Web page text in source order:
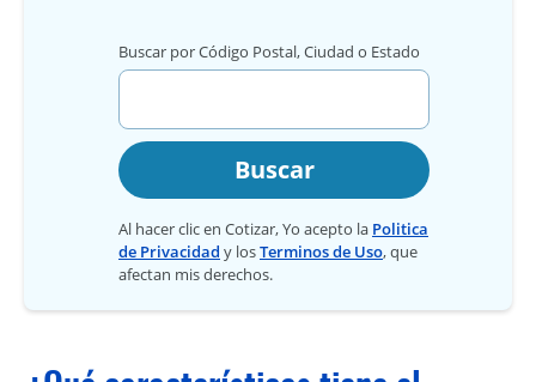
Buscar por Código Postal, Ciudad o Estado
Buscar
Al hacer clic en Cotizar, Yo acepto la Politica
de Privacidad y losTerminos de Uso, que
afectan mis derechos.